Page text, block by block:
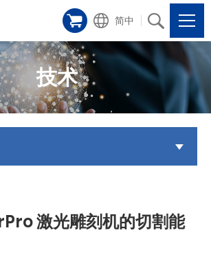
简中
技术
激光雕刻机的切割能